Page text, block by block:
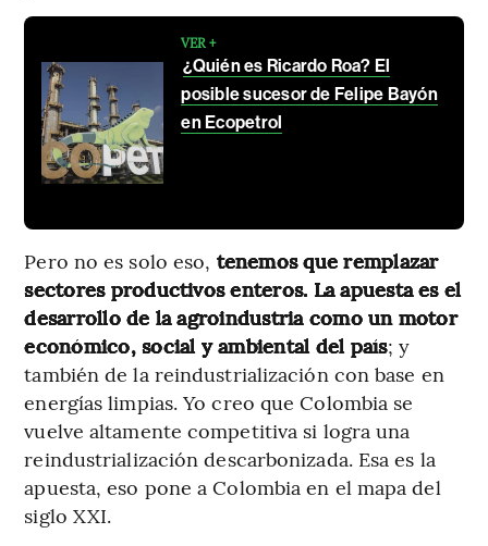
VER +
¿Quién es Ricardo Roa? El
posible sucesor de Felipe Bayón
en Ecopetrol
Pero no es solo eso, tenemos que remplazar
sectores productivos enteros. La apuesta es el
desarrollo de la agroindustria como un motor
económico, social y ambiental del país; y
también de la reindustrialización con base en
energías limpias. Yo creo que Colombia se
vuelve altamente competitiva si logra una
reindustrialización descarbonizada. Esa es la
apuesta, eso pone a Colombia en el mapa del
siglo XXI.